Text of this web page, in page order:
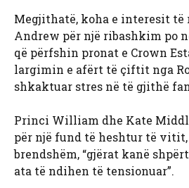
Megjithatë, koha e interesit
Andrew për një ribashkim po
që përfshin pronat e Crown
largimin e afërt të çiftit nga
shkaktuar stres në të gjithë
Princi William dhe Kate
për një fund të heshtur të
brendshëm, “gjërat kanë
ata të ndihen të tensionuar”.